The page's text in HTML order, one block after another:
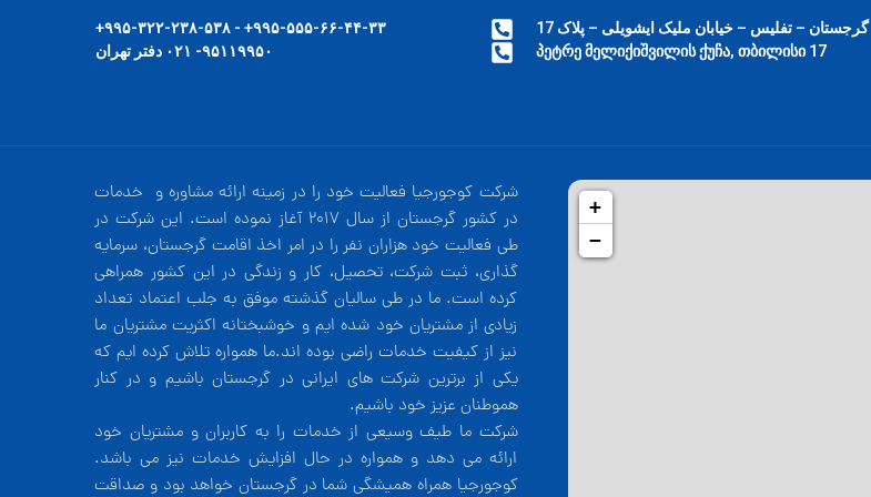
۹۹۵-۵۵۵-۶۶-۴۴-۳۳+ - ۹۹۵-۳۲۲-۲۳۸-۵۳۸+
۹۵۱۱۹۹۵۰- ۰۲۱ دفتر تهران
گرجستان – تفلیس – خیابان ملیک ایشویلی – پلاک 17
17 პეტრე მელიქიშვილის ქუჩა, თბილისი
شرکت کوجورجیا فعالیت خود را در زمینه ارائه مشاوره و خدمات
در کشور گرجستان از سال 2017 آغاز نموده است. این شرکت در
طی فعالیت خود هزاران نفر را در امر اخذ اقامت گرجستان، سرمایه
گذاری، ثبت شرکت، تحصیل، کار و زندگی در این کشور همراهی
کرده است. ما در طی سالیان گذشته موفق به جلب اعتماد تعداد
زیادی از مشتریان خود شده ایم و خوشبختانه اکثریت مشتریان ما
نیز از کیفیت خدمات راضی بوده اند.ما همواره تلاش کرده ایم که
یکی از برترین شرکت های ایرانی در گرجستان باشیم و در کنار
هموطنان عزیز خود باشیم.
شرکت ما طیف وسیعی از خدمات را به کاربران و مشتریان خود
ارائه می دهد و همواره در حال افزایش خدمات نیز می باشد.
کوجورجیا همراه همیشگی شما در گرجستان خواهد بود و صداقت
+
−